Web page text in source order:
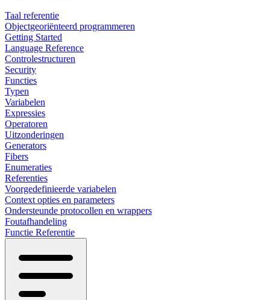
Taal referentie
Objectgeoriënteerd programmeren
Getting Started
Language Reference
Controlestructuren
Security
Functies
Typen
Variabelen
Expressies
Operatoren
Uitzonderingen
Generators
Fibers
Enumeraties
Referenties
Voorgedefinieerde variabelen
Context opties en parameters
Ondersteunde protocollen en wrappers
Foutafhandeling
Functie Referentie